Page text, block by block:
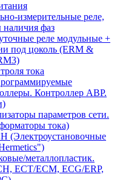
измерительные реле,
фаз
реле модульные +
под цоколь (ERM &
тока
Контроллер АВР.
параметров сети.
тока)
(Электроустановочные
металлопластик.
ECT/ECM, ECG/ERP,